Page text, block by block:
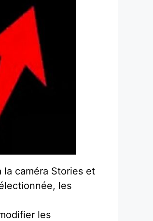
caméra Stories et
les
les